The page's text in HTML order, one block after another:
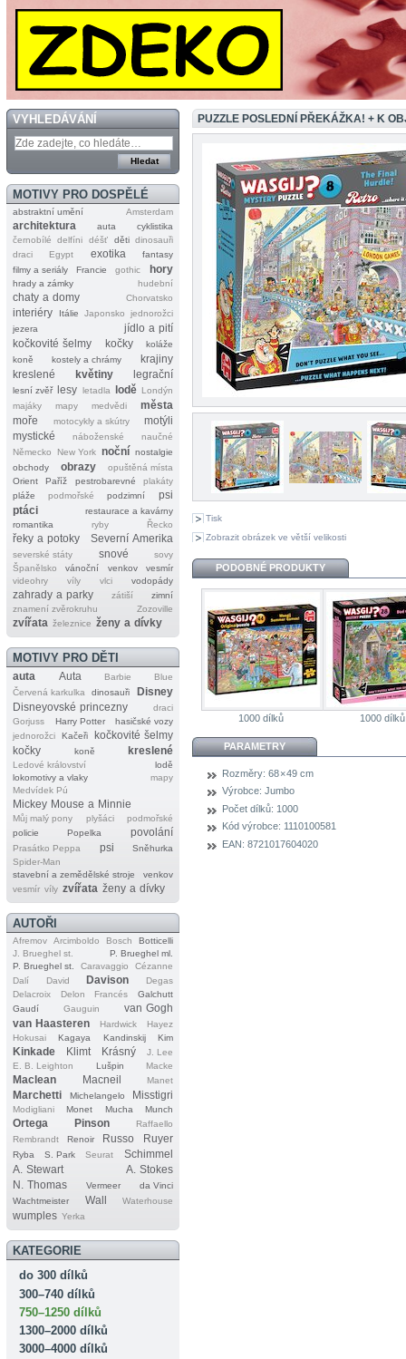
VYHLEDÁVÁNÍ
MOTIVY PRO DOSPĚLÉ
abstraktní umění Amsterdam
architektura auta
cyklistika
černobílé
delfíni déšť děti dinosauři
draci
Egypt exotika
fantasy
filmy a seriály
Francie gothic hory
hrady a zámky hudební
chaty a domy Chorvatsko
interiéry Itálie Japonsko
jednorožci
jezera
jídlo a pití
kočkovité šelmy
kočky
koláže
koně
kostely a chrámy
krajiny
kreslené
květiny legrační
lesní zvěř lesy letadla lodě Londýn
majáky
mapy medvědi
města
moře
motocykly a skútry
motýli
mystické
náboženské
naučné
Německo
New York noční nostalgie
obchody
obrazy
opuštěná místa
Orient
Paříž pestrobarevné
plakáty
pláže
podmořské podzimní
psi
ptáci
restaurace a kavárny
romantika
ryby Řecko
řeky a potoky Severní Amerika
severské státy snové
sovy
Španělsko
vánoční venkov
vesmír
videohry
víly vlci vodopády
zahrady a parky zátiší
zimní
znamení zvěrokruhu
Zozoville
zvířata železnice ženy a dívky
MOTIVY PRO DĚTI
auta Auta Barbie
Blue
Červená karkulka
dinosauři
Disney
Disneyovské princezny
draci
Gorjuss
Harry Potter
hasičské vozy
jednorožci
Kačeři
kočkovité šelmy
kočky
koně kreslené
Ledové království
lodě
lokomotivy a vlaky
mapy
Medvídek Pú
Mickey Mouse a Minnie
Můj malý pony plyšáci
podmořské
policie
Popelka povolání
Prasátko Peppa psi
Sněhurka
Spider‐Man
stavební a zemědělské stroje
venkov
vesmír víly zvířata ženy a dívky
AUTOŘI
Afremov Arcimboldo Bosch
Botticelli
J. Brueghel st.
P. Brueghel ml.
P. Brueghel st.
Caravaggio
Cézanne
Dalí
David Davison
Degas
Delacroix
Delon Francés
Galchutt
Gaudí
Gauguin
van Gogh
van Haasteren
Hardwick
Hayez
Hokusai
Kagaya Kandinskij Kim
Kinkade Klimt Krásný
J. Lee
E. B. Leighton
Lušpin Macke
Maclean Macneil Manet
Marchetti Michelangelo Misstigri
Modigliani Monet Mucha Munch
Ortega Pinson
Raffaello
Rembrandt
Renoir Russo Ruyer
Ryba S. Park Seurat
Schimmel
A. Stewart
A. Stokes
N. Thomas
Vermeer
da Vinci
Wachtmeister
Wall Waterhouse
wumples Yerka
KATEGORIE
do 300 dílků
300–740 dílků
750–1250 dílků
1300–2000 dílků
3000–4000 dílků
PUZZLE POSLEDNÍ PŘEKÁŽKA! + K
Tisk
Zobrazit obrázek ve větší velikosti
PODOBNÉ PRODUKTY
1000 dílků 1000 dílků
PARAMETRY
Rozměry: 68 × 49 cm
Výrobce: Jumbo
Počet dílků: 1000
Kód výrobce: 1110100581
EAN: 8721017604020